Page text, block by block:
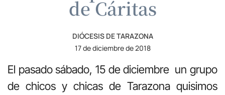
de Cáritas
DIÓCESIS DE TARAZONA
17 de diciembre de 2018
El pasado sábado, 15 de diciembre un grupo
de chicos y chicas de Tarazona quisimos